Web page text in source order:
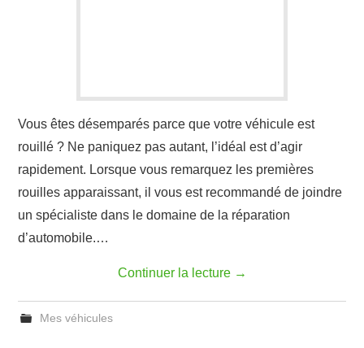
Vous êtes désemparés parce que votre véhicule est
rouillé ? Ne paniquez pas autant, l’idéal est d’agir
rapidement. Lorsque vous remarquez les premières
rouilles apparaissant, il vous est recommandé de joindre
un spécialiste dans le domaine de la réparation
d’automobile.…
Continuer la lecture →
Mes véhicules